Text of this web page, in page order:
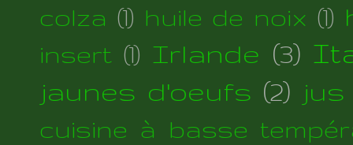
colza (1) huile de noix (1)
insert (1) Irlande (3)
jaunes d'oeufs (2)
cuisine à basse